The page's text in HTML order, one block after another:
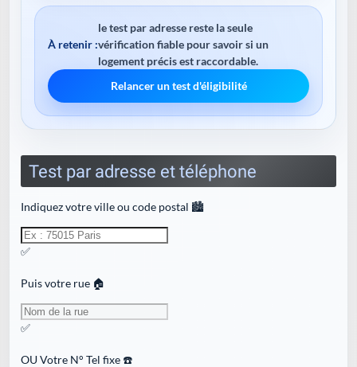
À retenir :
le test par adresse reste la seule
vérification fiable pour savoir si un
logement précis est raccordable.
Relancer un test d'éligibilité
Test par adresse et téléphone
Indiquez votre ville ou code postal 🏙️
✅
Puis votre rue 🏠
✅
OUVotre N° Tel fixe ☎️